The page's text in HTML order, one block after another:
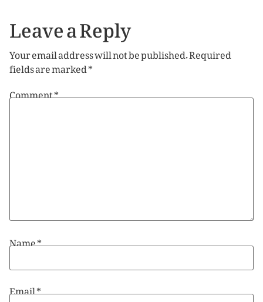
Leave a Reply
Your email address will not be published.Required
fields are marked*
Comment*
Name*
Email*